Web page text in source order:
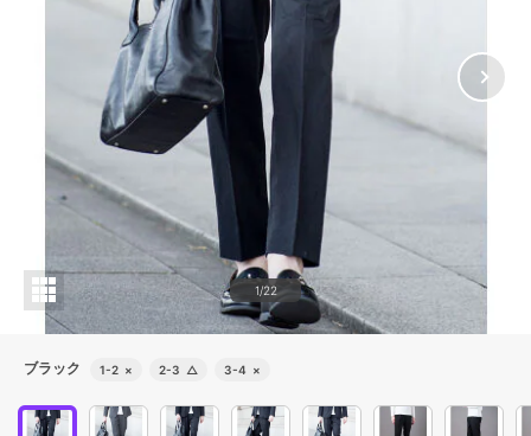
1/22
ブラック 1-2 × 2-3 △ 3-4 ×